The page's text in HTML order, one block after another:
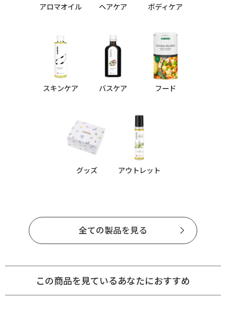
アロマオイル ヘアケア ボディケア
スキンケア バスケア フード
グッズ アウトレット
全ての製品を見る
この商品を見ているあなたにおすすめ